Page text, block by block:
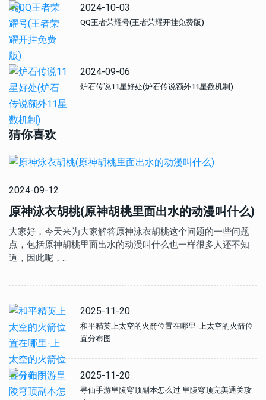
2024-10-03
QQ王者荣耀号(王者荣耀开挂免费版)
2024-09-06
炉石传说11星好处(炉石传说额外11星数机制)
猜你喜欢
2024-09-12
原神泳衣胡桃(原神胡桃里面出水的动漫叫什么)
大家好，今天来为大家解答原神泳衣胡桃这个问题的一些问题
点，包括原神胡桃里面出水的动漫叫什么也一样很多人还不知
道，因此呢，…
2025-11-20
和平精英上太空的火箭位置在哪里-上太空的火箭位
置分布图
2025-11-20
寻仙手游皇陵穹顶副本怎么过 皇陵穹顶完美通关攻